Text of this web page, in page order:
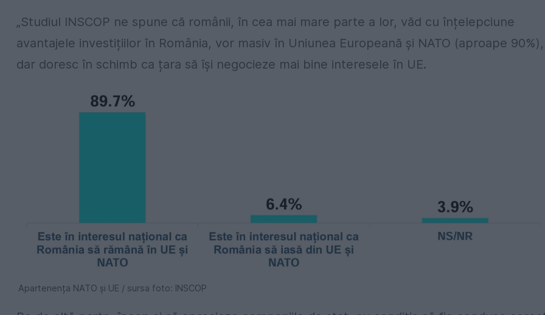
„Studiul INSCOP ne spune că românii, în cea mai mare parte a lor, văd cu înțelepciune
avantajele investițiilor în România, vor masiv în Uniunea Europeană și NATO (aproape 90%),
dar doresc în schimb ca țara să își negocieze mai bine interesele în UE.
Apartenența NATO și UE / sursa foto: INSCOP